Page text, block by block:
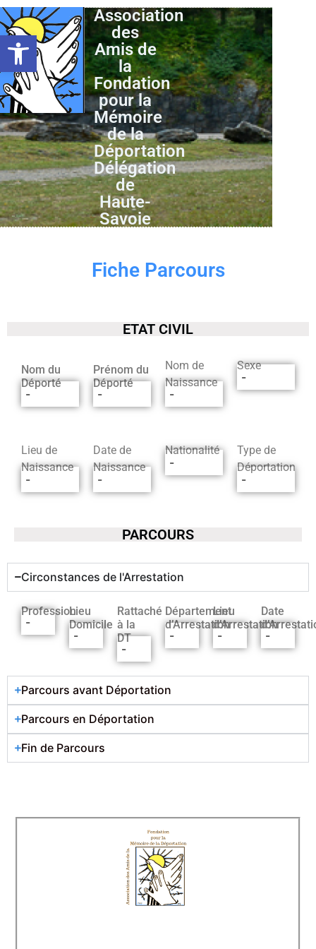
Ouvrir la barre d’outils
Association
des
Amis de
la
Fondation
pour la
Mémoire
de la
Déportation
Délégation
de
Haute-
Savoie
Fiche Parcours
ETAT CIVIL
Nom du
Déporté
-
Prénom du
Déporté
-
Nom de
Naissance
-
Sexe
-
Lieu de
Naissance
-
Date de
Naissance
-
Nationalité
-
Type de
Déportation
-
PARCOURS
Circonstances de l'Arrestation
Profession
-
Lieu
Domicile
-
Rattaché
à la
DT
-
Département
d’Arrestation
-
Lieu
d’Arrestation
-
Date
-
Parcours avant Déportation
Parcours en Déportation
Fin de Parcours